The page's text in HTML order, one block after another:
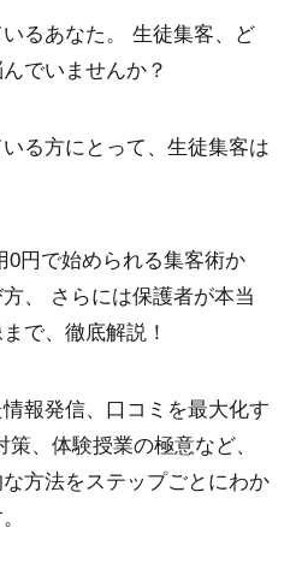
るあなた。 生徒集客、ど
でいませんか？
る方にとって、生徒集客は
0円で始められる集客術か
、 さらには保護者が本当
で、徹底解説！
報発信、口コミを最大化す
、体験授業の極意など、
方法をステップごとにわか